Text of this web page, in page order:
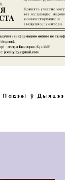
Падзеі ў